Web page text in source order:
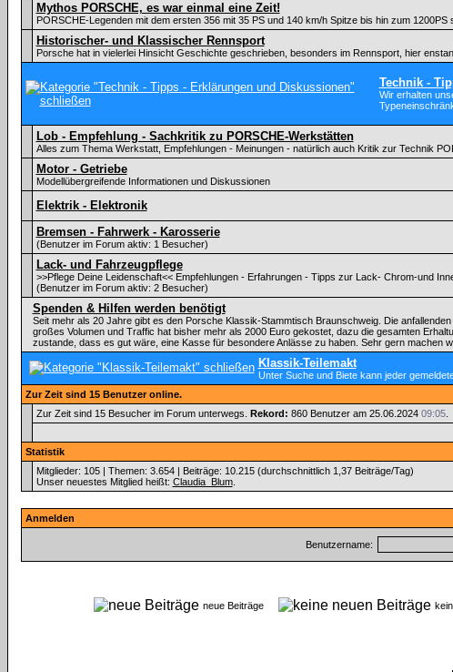
Mythos PORSCHE, es war einmal eine Zeit!
PORSCHE-Legenden mit dem ersten 356 mit 35 PS und 140 km/h Spitze bis hin zum 1200PS
Historischer- und Klassischer Rennsport
Porsche hat in vielerlei Hinsicht Geschichte geschrieben, besonders im Rennsport, hier
Technik -
Wir erhalten
Lob - Empfehlung - Sachkritik zu PORSCHE-Werkstätten
Alles zum Thema Werkstatt, Empfehlungen - Meinungen - natürlich auch Kritik zur Technik
Motor - Getriebe
Modellübergreifende Informationen und Diskussionen
Elektrik - Elektronik
Bremsen - Fahrwerk - Karosserie
(Benutzer im Forum aktiv: 1 Besucher)
Lack- und Fahrzeugpflege
>>Pflege Deine Leidenschaft<< Empfehlungen - Erfahrungen - Tipps zur Lack- Chrom-und
(Benutzer im Forum aktiv: 2 Besucher)
Spenden & Hilfen werden benötigt
Seit mehr als 20 Jahre gibt es den Porsche Klassik-Stammtisch Braunschweig. Die
großes Volumen und Traffic hat bisher mehr als 2000 Euro gekostet, dazu die gesamten
zustande, dass es gut wäre, eine Kasse für besondere Anlässe zu haben. Sehr gern machen
Klassik-Teilemakt
Unter Suche und Biete kann jeder
Zur Zeit sind 15 Benutzer online.
Zur Zeit sind 15 Besucher im Forum unterwegs. Rekord: 860 Benutzer am 25.06.2024 09:05.
Statistik
Mitglieder: 105 | Themen: 3.654 | Beiträge: 10.215 (durchschnittlich 1,37 Beiträge/Tag)
Unser neuestes Mitglied heißt: Claudia_Blum.
Anmelden
Benutzername:
neue Beiträge